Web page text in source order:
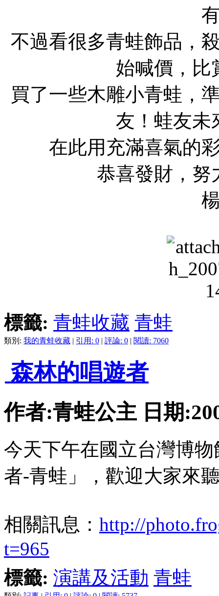
不過看很多青蛙飾品，
始喊價，比
買了一些木雕小青蛙，
友！蛙友未
在此用充滿喜氣的
恭喜發財，努
標籤: 青蛙收藏 青蛙
類別: 我的青蛙收藏 | 引用: 0 | 評論: 0 | 閱讀: 7060
森林的唱遊者
作者:青蛙公主 日期
今天下午在國立台灣博
者-青蛙」，歡迎大家來
相關訊息： http://
t=965
標籤: 演講及活動 青蛙